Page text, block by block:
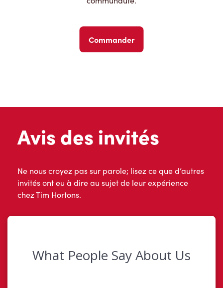
Commander
Avis des invités
Ne nous croyez pas sur parole; lisez ce que d’autres
invités ont eu à dire au sujet de leur expérience
chez Tim Hortons.